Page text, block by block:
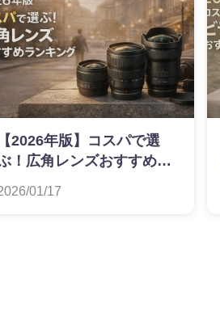
【2026年版】コスパで選
！広角レンズおすすめラ
01/17